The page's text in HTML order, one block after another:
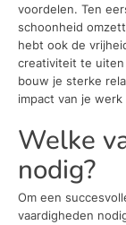
voordelen. Ten
schoonheid
hebt ook de
creativiteit te
bouw je sterke
impact van je
Welke
nodig?
Om een
vaardigheden